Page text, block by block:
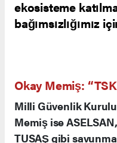
ekosisteme
bağımsızlığımız